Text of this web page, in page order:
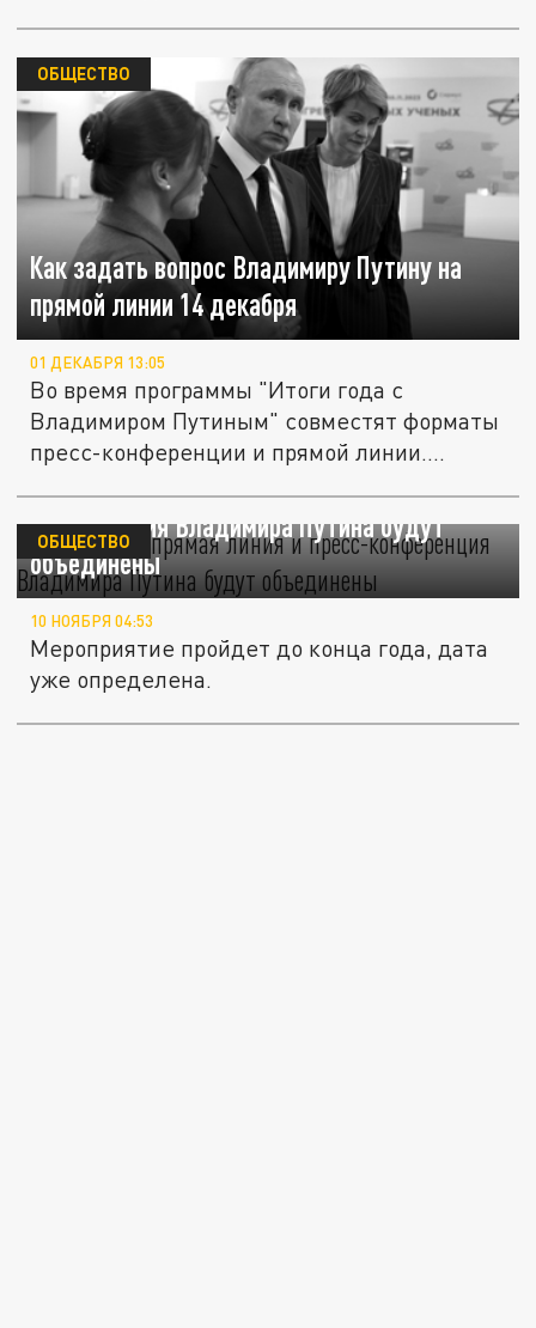
Как задать вопрос Владимиру Путину на
прямой линии 14 декабря
ОБЩЕСТВО
01 ДЕКАБРЯ 13:05
Во время программы "Итоги года с
Владимиром Путиным" совместят форматы
пресс-конференции и прямой линии....
В этом году прямая линия и пресс-
конференция Владимира Путина будут
объединены
ОБЩЕСТВО
10 НОЯБРЯ 04:53
Мероприятие пройдет до конца года, дата
уже определена.